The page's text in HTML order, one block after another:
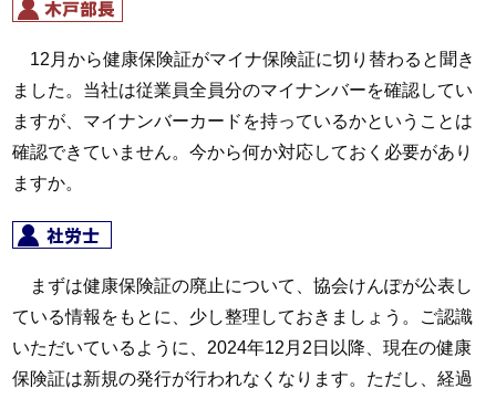
12月から健康保険証がマイナ保険証に切り替わると聞き
ました。当社は従業員全員分のマイナンバーを確認してい
ますが、マイナンバーカードを持っているかということは
確認できていません。今から何か対応しておく必要があり
ますか。
まずは健康保険証の廃止について、協会けんぽが公表し
ている情報をもとに、少し整理しておきましょう。ご認識
いただいているように、2024年12月2日以降、現在の健康
保険証は新規の発行が行われなくなります。ただし、経過